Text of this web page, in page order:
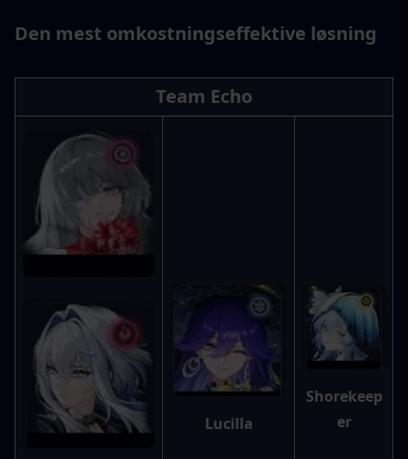
Den mest omkostningseffektive løsning
Team Echo
Lucilla
Shorekeep
er